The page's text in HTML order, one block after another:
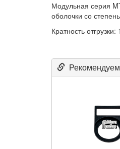
Модульная серия
оболочки со
Кратность отгрузки: